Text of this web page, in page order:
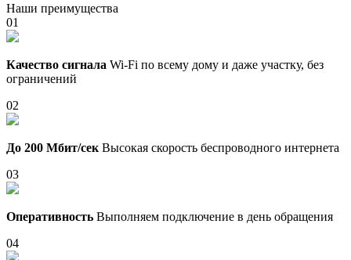
Наши преимущества
01
Качество сигнала Wi-Fi по всему дому и даже участку, без
ограничений
02
До 200 Мбит/сек Высокая скорость беспроводного интернета
03
Оперативность Выполняем подключение в день обращения
04